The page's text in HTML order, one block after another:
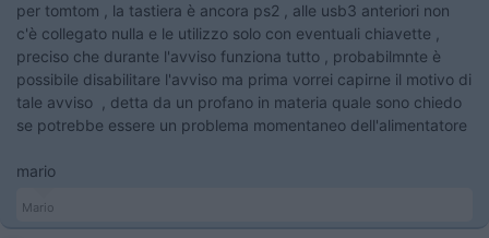
per tomtom , la tastiera è ancora ps2 , alle usb3 anteriori non
c'è collegato nulla e le utilizzo solo con eventuali chiavette ,
preciso che durante l'avviso funziona tutto , probabilmnte è
possibile disabilitare l'avviso ma prima vorrei capirne il motivo di
tale avviso , detta da un profano in materia quale sono chiedo
se potrebbe essere un problema momentaneo dell'alimentatore
mario
Mario